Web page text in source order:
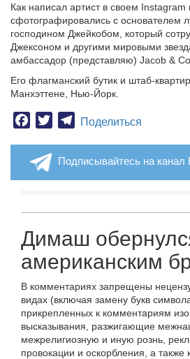
Как написал артист в своем
сфотографировались с основателем
господином Джейкобом, который
Джексоном и другими мировыми
амбассадор (представляю) Jacob & Co.
Его флагманский бутик и штаб-
Манхэттене, Нью-Йорк.
Facebook
TwitterTelegram
Поделиться
Подписывайтесь на канал
Димаш
американским
В комментариях запрещены
видах (включая замену букв
прикрепленных к комментариям
высказывания, разжигающие
межрелигиозную и иную рознь,
провокации и оскорбления, а также